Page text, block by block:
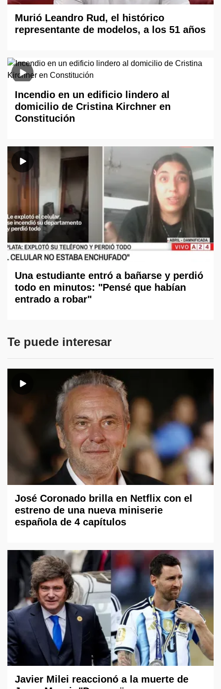
Murió Leandro Rud, el histórico
representante de modelos, a los 51 años
Incendio en un edificio lindero al
domicilio de Cristina Kirchner en
Constitución
Una estudiante entró a bañarse y perdió
todo en minutos: "Pensé que habían
entrado a robar"
Te puede interesar
José Coronado brilla en Netflix con el
estreno de una nueva miniserie
española de 4 capítulos
Javier Milei reaccionó a la muerte de